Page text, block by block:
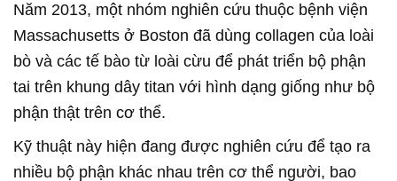
Năm 2013, một nhóm nghiên cứu thuộc bệnh viện
Massachusetts ở Boston đã dùng collagen của loài
bò và các tế bào từ loài cừu để phát triển bộ phận
tai trên khung dây titan với hình dạng giống như bộ
phận thật trên cơ thể.
Kỹ thuật này hiện đang được nghiên cứu để tạo ra
nhiều bộ phận khác nhau trên cơ thể người, bao